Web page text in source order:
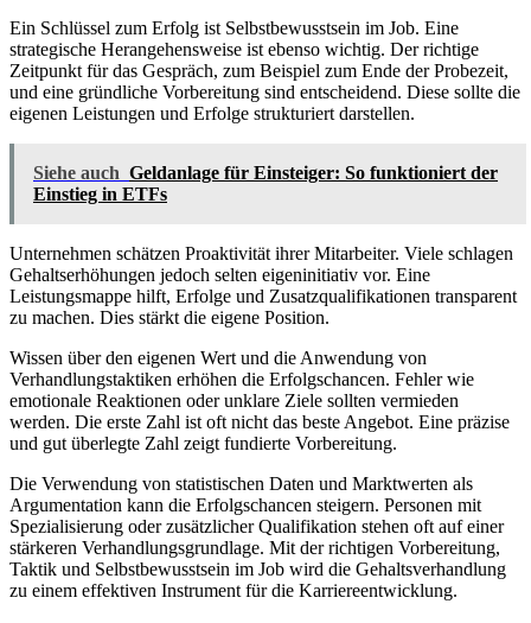
Ein Schlüssel zum Erfolg ist Selbstbewusstsein im Job. Eine
strategische Herangehensweise ist ebenso wichtig. Der richtige
Zeitpunkt für das Gespräch, zum Beispiel zum Ende der Probezeit,
und eine gründliche Vorbereitung sind entscheidend. Diese sollte die
eigenen Leistungen und Erfolge strukturiert darstellen.
Siehe auch Geldanlage für Einsteiger: So funktioniert der
Einstieg in ETFs
Unternehmen schätzen Proaktivität ihrer Mitarbeiter. Viele schlagen
Gehaltserhöhungen jedoch selten eigeninitiativ vor. Eine
Leistungsmappe hilft, Erfolge und Zusatzqualifikationen transparent
zu machen. Dies stärkt die eigene Position.
Wissen über den eigenen Wert und die Anwendung von
Verhandlungstaktiken erhöhen die Erfolgschancen. Fehler wie
emotionale Reaktionen oder unklare Ziele sollten vermieden
werden. Die erste Zahl ist oft nicht das beste Angebot. Eine präzise
und gut überlegte Zahl zeigt fundierte Vorbereitung.
Die Verwendung von statistischen Daten und Marktwerten als
Argumentation kann die Erfolgschancen steigern. Personen mit
Spezialisierung oder zusätzlicher Qualifikation stehen oft auf einer
stärkeren Verhandlungsgrundlage. Mit der richtigen Vorbereitung,
Taktik und Selbstbewusstsein im Job wird die Gehaltsverhandlung
zu einem effektiven Instrument für die Karriereentwicklung.